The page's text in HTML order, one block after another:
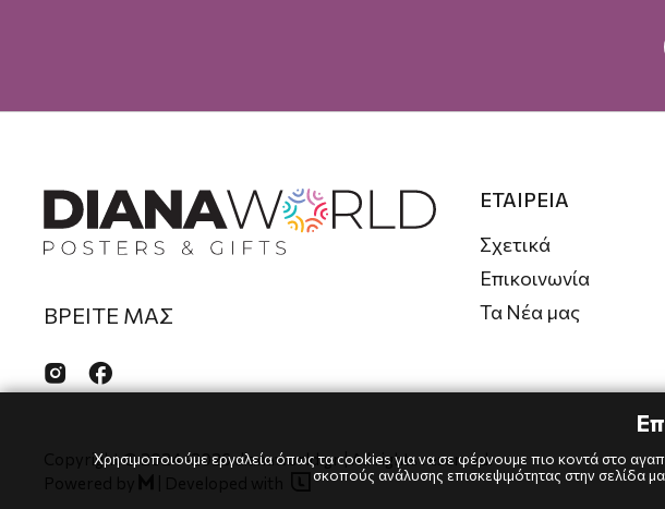
ΒΡΕΙΤΕ ΜΑΣ
 
ΕΤΑΙΡΕΙΑ
Σχετικά
Επικοινωνία
Τα Νέα μας
Copyright © 2024-2026 dianaworld.gr | All rights reserved.
Χρησιμοποιούμε εργαλεία όπως τα cookies για να σε φέρνουμε πιο κοντά στο
σκοπούς ανάλυσης επισκεψιμότητας στην σελίδα